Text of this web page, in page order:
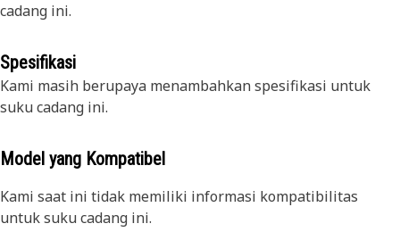
cadang ini.
Spesifikasi
Kami masih berupaya menambahkan spesifikasi untuk
suku cadang ini.
Model yang Kompatibel
Kami saat ini tidak memiliki informasi kompatibilitas
untuk suku cadang ini.